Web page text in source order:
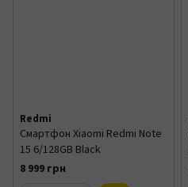
Redmi
Смартфон Xiaomi Redmi Note
15 6/128GB Black
8 999 грн